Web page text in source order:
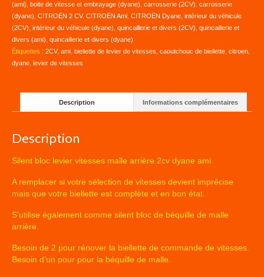
MALLE
ARRIÈRE
2CV
DYANE
AMI
(ami) boite de vitesse et embrayage (dyane) carrosserie (2CV) carrosserie
(dyane) CITROËN 2 CV, CITROËN Ami CITROËN Dyane intérieur du véhicule
(2CV) intérieur du véhicule (dyane) quincaillerie et divers (2CV) quincaillerie et
divers (ami) quincaillerie et divers (dyane)
Étiquettes : 2CV, ami biellette de levier de vitesses caoutchouc de biellette citroen
dyane levier de vitesses
Description Informations complémentaires
Description
Silent bloc levier vitesses malle arrière 2cv dyane ami.
A remplacer si votre sélection de vitesses devient imprécise
mais que votre biellette est complète et en bon état.
S’utilise également comme silent bloc de béquille de malle
arrière.
Besoin de 2 pour rénover la biellette de commande de vitesses.
Besoin d’un pour pour la béquille de malle.